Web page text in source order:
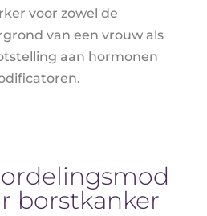
voor zowel de
van een vrouw als
aan hormonen
borstkanker